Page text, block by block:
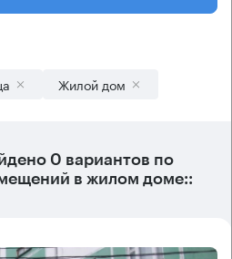
Жилой дом
0 вариантов по
в жилом доме::